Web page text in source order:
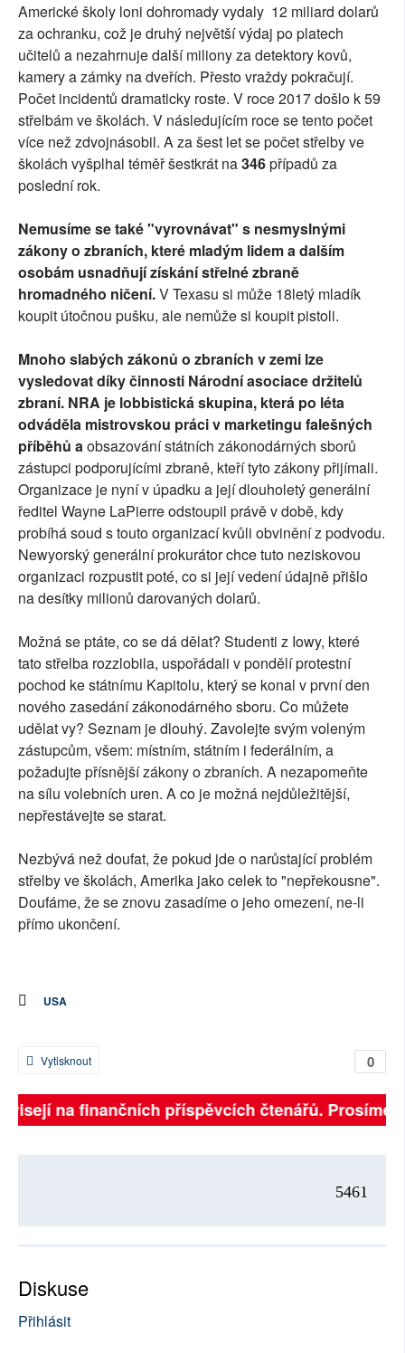
Americké školy loni dohromady vydaly 12 miliard dolarů
za ochranku, což je druhý největší výdaj po platech
učitelů a nezahrnuje další miliony za detektory kovů,
kamery a zámky na dveřích. Přesto vraždy pokračují.
Počet incidentů dramaticky roste. V roce 2017 došlo k 59
střelbám ve školách. V následujícím roce se tento počet
více než zdvojnásobil. A za šest let se počet střelby ve
školách vyšplhal téměř šestkrát na346případů za
poslední rok.
Nemusíme se také "vyrovnávat" s nesmyslnými
zákony o zbraních, které mladým lidem a dalším
osobám usnadňují získání střelné zbraně
hromadného ničení.V Texasu si může 18letý mladík
koupit útočnou pušku, ale nemůže si koupit pistoli.
Mnoho slabých zákonů o zbraních v zemi lze
vysledovat díky činnosti Národní asociace držitelů
zbraní. NRA je lobbistická skupina, která po léta
odváděla mistrovskou práci v marketingu falešných
příběhů aobsazování státních zákonodárných sborů
zástupci podporujícími zbraně, kteří tyto zákony přijímali.
Organizace je nyní v úpadku a její dlouholetý generální
ředitel Wayne LaPierre odstoupil právě v době, kdy
probíhá soud s touto organizací kvůli obvinění z podvodu.
Newyorský generální prokurátor chce tuto neziskovou
organizaci rozpustit poté, co si její vedení údajně přišlo
na desítky milionů darovaných dolarů.
Možná se ptáte, co se dá dělat? Studenti z Iowy, které
tato střelba rozzlobila, uspořádali v pondělí protestní
pochod ke státnímu Kapitolu, který se konal v první den
nového zasedání zákonodárného sboru. Co můžete
udělat vy? Seznam je dlouhý. Zavolejte svým voleným
zástupcům, všem: místním, státním i federálním, a
požadujte přísnější zákony o zbraních. A nezapomeňte
na sílu volebních uren. A co je možná nejdůležitější,
nepřestávejte se starat.
Nezbývá než doufat, že pokud jde o narůstající problém
střelby ve školách, Amerika jako celek to "nepřekousne".
Doufáme, že se znovu zasadíme o jeho omezení, ne-li
přímo ukončení.
USA
0
Vytisknout
na finančních příspěvcích čtenářů. Prosíme,
5461
Diskuse
Přihlásit